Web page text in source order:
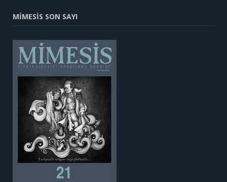
MİMESİS SON SAYI